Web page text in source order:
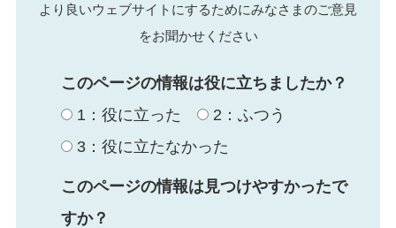
より良いウェブサイトにするためにみなさまのご意見
をお聞かせください
このページの情報は役に立ちましたか？
1：役に立った
2：ふつう
3：役に立たなかった
このページの情報は見つけやすかったで
すか？